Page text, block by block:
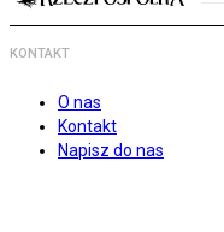
KONTAKT
O nas
Kontakt
Napisz do nas